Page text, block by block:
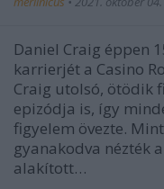
Daniel Craig éppen
karrierjét a Casino
Craig utolsó, ötödik
epizódja is, így
figyelem övezte.
gyanakodva nézték
alakított…